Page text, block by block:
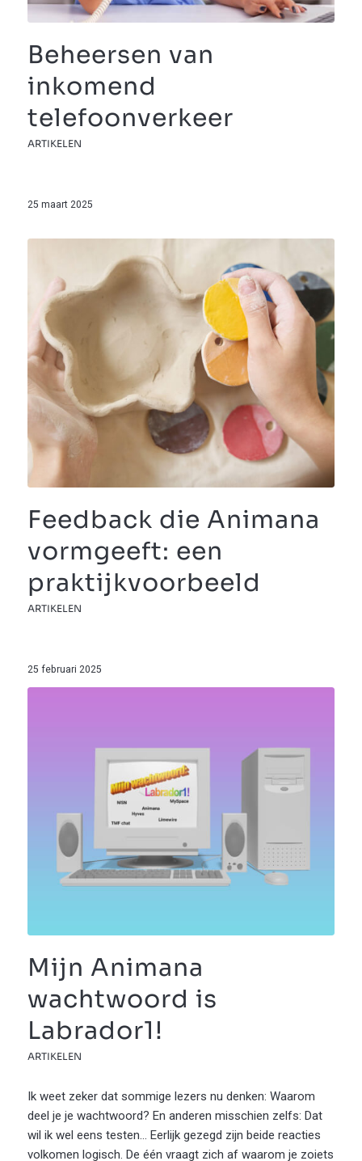
Beheersen van
inkomend
telefoonverkeer
ARTIKELEN
25 maart 2025
Feedback die Animana
vormgeeft: een
praktijkvoorbeeld
ARTIKELEN
25 februari 2025
Mijn Animana
wachtwoord is
Labrador1!
ARTIKELEN
Ik weet zeker dat sommige lezers nu denken: Waarom
deel je je wachtwoord? En anderen misschien zelfs: Dat
wil ik wel eens testen… Eerlijk gezegd zijn beide reacties
volkomen logisch. De één vraagt zich af waarom je zoiets